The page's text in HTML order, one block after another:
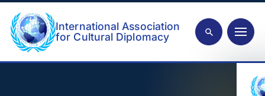
International Association
for Cultural Diplomacy